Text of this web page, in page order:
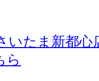
いたま新都心
ら